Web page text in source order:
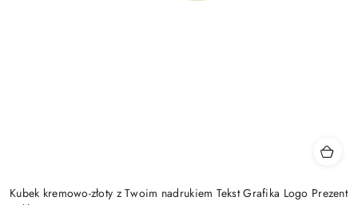
Kubek kremowo-złoty z Twoim nadrukiem Tekst Grafika Logo Prezent